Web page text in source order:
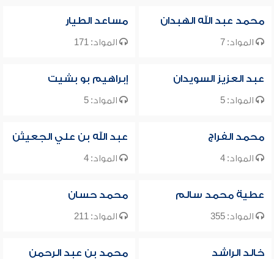
محمد عبد الله الهبدان
المواد: 7
مساعد الطيار
المواد: 171
عبد العزيز السويدان
المواد: 5
إبراهيم بو بشيت
المواد: 5
محمد الفراج
المواد: 4
عبد الله بن علي الجعيثن
المواد: 4
عطية محمد سالم
المواد: 355
محمد حسان
المواد: 211
خالد الراشد
محمد بن عبد الرحمن